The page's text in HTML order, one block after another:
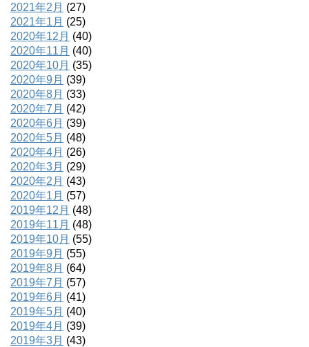
2021年2月 (27)
2021年1月 (25)
2020年12月 (40)
2020年11月 (40)
2020年10月 (35)
2020年9月 (39)
2020年8月 (33)
2020年7月 (42)
2020年6月 (39)
2020年5月 (48)
2020年4月 (26)
2020年3月 (29)
2020年2月 (43)
2020年1月 (57)
2019年12月 (48)
2019年11月 (48)
2019年10月 (55)
2019年9月 (55)
2019年8月 (64)
2019年7月 (57)
2019年6月 (41)
2019年5月 (40)
2019年4月 (39)
2019年3月 (43)